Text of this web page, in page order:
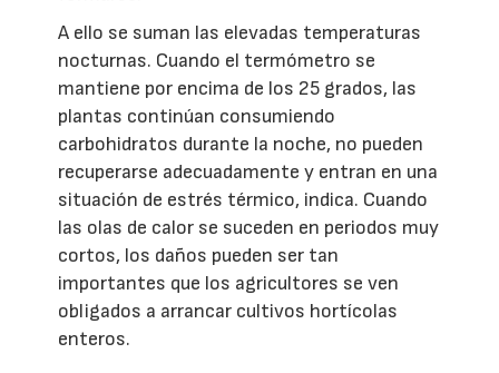
A ello se suman las elevadas temperaturas
nocturnas. Cuando el termómetro se
mantiene por encima de los 25 grados, las
plantas continúan consumiendo
carbohidratos durante la noche, no pueden
recuperarse adecuadamente y entran en una
situación de estrés térmico, indica. Cuando
las olas de calor se suceden en periodos muy
cortos, los daños pueden ser tan
importantes que los agricultores se ven
obligados a arrancar cultivos hortícolas
enteros.